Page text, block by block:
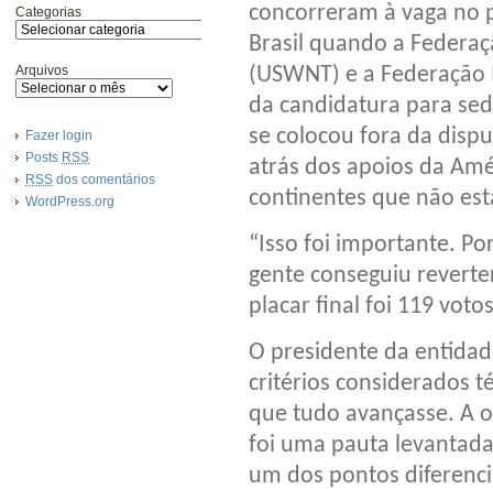
Categorias
Arquivos
Fazer login
Posts RSS
RSS dos comentários
WordPress.org
concorreram à vaga no
Brasil quando a
(USWNT) e a
da candidatura para
se colocou fora da
atrás dos apoios da
continentes que não
“Isso foi importante.
gente conseguiu
placar final foi 119
O presidente da
critérios considerados
que tudo avançasse. A
foi uma pauta
um dos pontos